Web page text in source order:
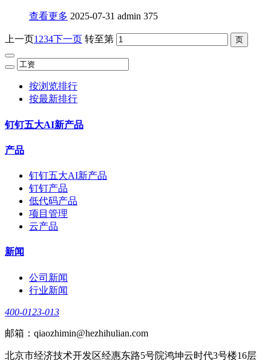
查看更多 2025-07-31 admin 375
上一页1 234下一页 转至第
按浏览排行
按最新排行
钉钉五大AI新产品
产品
钉钉五大AI新产品
钉钉产品
低代码产品
项目管理
云产品
新闻
公司新闻
行业新闻
400-0123-013
邮箱：qiaozhimin@hezhihulian.com
北京市经济技术开发区经惠东路5号院鸿坤云时代3号楼16层